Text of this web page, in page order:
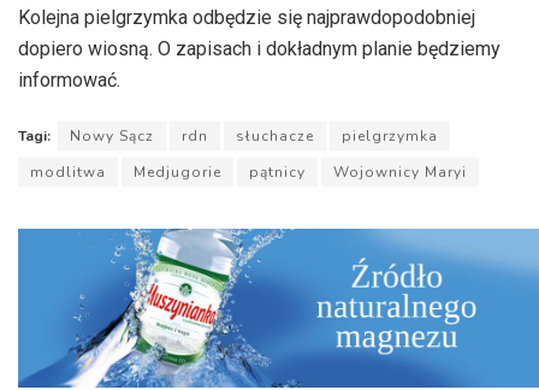
Kolejna pielgrzymka odbędzie się najprawdopodobniej
dopiero wiosną. O zapisach i dokładnym planie będziemy
informować.
Tagi: Nowy Sącz rdn słuchacze
pielgrzymka
modlitwa
Medjugorie pątnicy Wojownicy Maryi